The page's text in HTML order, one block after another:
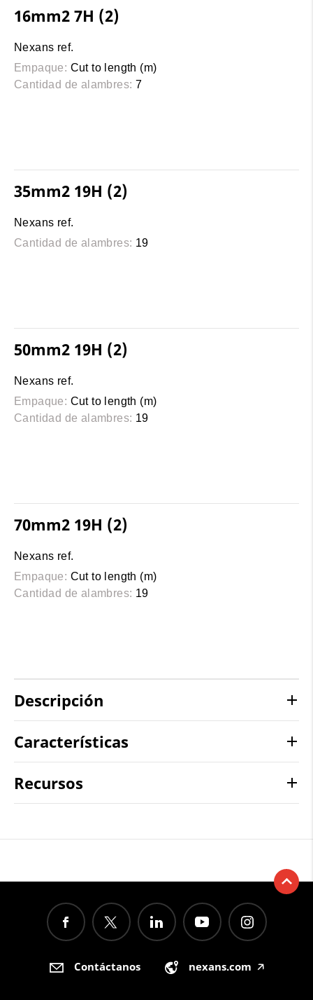
16mm2 7H (2)
Nexans ref.
Empaque: Cut to length (m)
Cantidad de alambres: 7
35mm2 19H (2)
Nexans ref.
Cantidad de alambres: 19
50mm2 19H (2)
Nexans ref.
Empaque: Cut to length (m)
Cantidad de alambres: 19
70mm2 19H (2)
Nexans ref.
Empaque: Cut to length (m)
Cantidad de alambres: 19
Descripción
Características
Recursos
Contáctanos nexans.com 🡥